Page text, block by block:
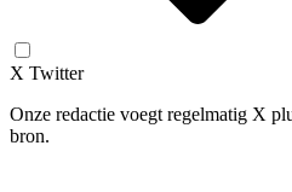
X Twitter
Onze redactie voegt regelmatig X
bron.